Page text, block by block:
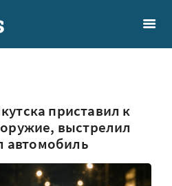
приставил к
выстрелил
автомобиль